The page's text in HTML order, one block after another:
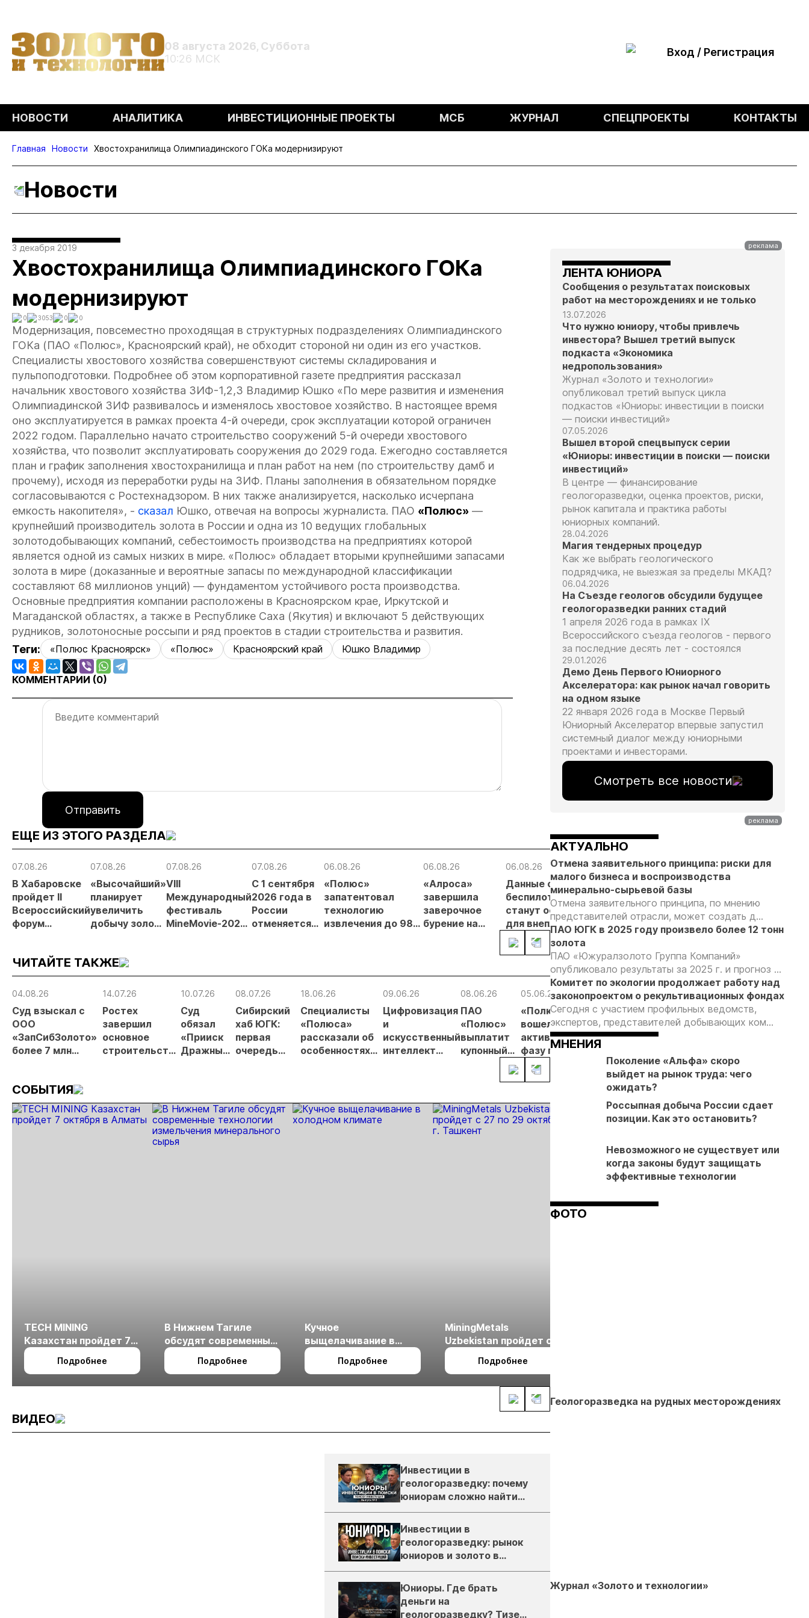
08 августа 2026, Суббота
10:26 МСК
Вход / Регистрация
НОВОСТИ АНАЛИТИКА ИНВЕСТИЦИОННЫЕ ПРОЕКТЫ МСБ ЖУРНАЛ СПЕЦПРОЕКТЫ КОНТАКТЫ
Главная Новости Хвостохранилища Олимпиадинского ГОКа модернизируют
Новости
3 декабря 2019
Хвостохранилища Олимпиадинского ГОКа
модернизируют
0 3053 0 0
Модернизация, повсеместно проходящая в структурных подразделениях Олимпиадинского
ГОКа (ПАО «Полюс», Красноярский край), не обходит стороной ни один из его участков.
Специалисты хвостового хозяйства совершенствуют системы складирования и
пульпоподготовки. Подробнее об этом корпоративной газете предприятия рассказал
начальник хвостового хозяйства ЗИФ-1,2,3 Владимир Юшко «По мере развития и изменения
Олимпиадинской ЗИФ развивалось и изменялось хвостовое хозяйство. В настоящее время
оно эксплуатируется в рамках проекта 4-й очереди, срок эксплуатации которой ограничен
2022 годом. Параллельно начато строительство сооружений 5-й очереди хвостового
хозяйства, что позволит эксплуатировать сооружения до 2029 года. Ежегодно составляется
план и график заполнения хвостохранилища и план работ на нем (по строительству дамб и
прочему), исходя из переработки руды на ЗИФ. Планы заполнения в обязательном порядке
согласовываются с Ростехнадзором. В них также анализируется, насколько исчерпана
емкость накопителя», - сказал Юшко, отвечая на вопросы журналиста. ПАО «Полюс» —
крупнейший производитель золота в России и одна из 10 ведущих глобальных
золотодобывающих компаний, себестоимость производства на предприятиях которой
является одной из самых низких в мире. «Полюс» обладает вторыми крупнейшими запасами
золота в мире (доказанные и вероятные запасы по международной классификации
составляют 68 миллионов унций) — фундаментом устойчивого роста производства.
Основные предприятия компании расположены в Красноярском крае, Иркутской и
Магаданской областях, а также в Республике Саха (Якутия) и включают 5 действующих
рудников, золотоносные россыпи и ряд проектов в стадии строительства и развития.
Теги:
«Полюс Красноярск» «Полюс» Красноярский край Юшко Владимир
КОММЕНТАРИИ (0)
Отправить
ЕЩЕ ИЗ ЭТОГО РАЗДЕЛА
07.08.26
В Хабаровске
пройдет II
Всероссийский
форум
России»
07.08.26
«Высочайший»
планирует
увеличить
добычу золота
07.08.26
VIII
Международный
фестиваль
MineMovie-2026
07.08.26
С 1 сентября
2026 года в
России
отменяется
отраслевые
риски и
МСБ
06.08.26
«Полюс»
запатентовал
технологию
извлечения до 98%
06.08.26
«Алроса»
завершила
заверочное
бурение на
06.08.26
Данные с
беспилотников
станут основанием
для внеплановых
проверок
недропользователей
05.08.26
Добыча
золота на
Камчатке
снизилась
на 20,3% в
полугодии
05.08.26
Кассация
оставила в
силе
приговор
по делу о
незаконной
добыче 43
кг золота и
серебра на
Урале
05.08.26
Эксперты
изменить
подходы к
регулированию
россыпной
золотодобычи
на фоне
реформы
лицензирования
ЧИТАЙТЕ ТАКЖЕ
04.08.26
Суд взыскал с
ООО
«ЗапСибЗолото»
более 7 млн
природоохранных
требований при
добыче золота
14.07.26
Ростех
завершил
основное
строительство
10.07.26
Суд
обязал
«Прииск
Дражный»
реку
Нойба
08.07.26
Сибирский
хаб ЮГК:
первая
очередь
проектные
показатели
переработки
18.06.26
Специалисты
«Полюса»
рассказали об
особенностях
Сухой лог
09.06.26
Цифровизация
и
искусственный
интеллект
конференции в
Красноярске
08.06.26
ПАО
«Полюс»
выплатит
купонный
облигациям
05.06.26
«Полюс»
вошел в
активную
фазу по
освоению
«Сухого
05.06.26
«Русская
платина»
планирует
начать добычу
Черногорском
месторождении
к концу 2026
05.06.26
«Полюс»
увеличит
переработку
Якутии до 5
миллионов
тонн
04.06.26
«Полюс»
консервативно
рынке золота
СОБЫТИЯ
TECH MINING
Казахстан пройдет 7
октября в Алматы
Подробнее
В Нижнем Тагиле
обсудят современные
технологии
измельчения
Подробнее
Кучное
выщелачивание в
холодном климате
Подробнее
MiningMetals
Uzbekistan пройдет с
27 по 29 октября в г.
Ташкент
Подробнее
ВИДЕО
Инвестиции в
геологоразведку: почему
юниорам сложно найти
деньги
Инвестиции в
геологоразведку: рынок
юниоров и золото в
России
Юниоры. Где брать
деньги на
геологоразведку? Тизер
ЛЕНТА ЮНИОРА
Сообщения о результатах поисковых
работ на месторождениях и не только
13.07.2026
Что нужно юниору, чтобы привлечь
инвестора? Вышел третий выпуск
подкаста «Экономика
недропользования»
Журнал «Золото и технологии»
опубликовал третий выпуск цикла
подкастов «Юниоры: инвестиции в поиски
— поиски инвестиций»
07.05.2026
Вышел второй спецвыпуск серии
«Юниоры: инвестиции в поиски — поиски
инвестиций»
В центре — финансирование
геологоразведки, оценка проектов, риски,
рынок капитала и практика работы
юниорных компаний.
28.04.2026
Магия тендерных процедур
Как же выбрать геологического
подрядчика, не выезжая за пределы МКАД?
06.04.2026
На Съезде геологов обсудили будущее
геологоразведки ранних стадий
1 апреля 2026 года в рамках IX
Всероссийского съезда геологов - первого
за последние десять лет - состоялся
29.01.2026
Демо День Первого Юниорного
Акселератора: как рынок начал говорить
на одном языке
22 января 2026 года в Москве Первый
Юниорный Акселератор впервые запустил
системный диалог между юниорными
проектами и инвесторами.
Смотреть все новости
АКТУАЛЬНО
Отмена заявительного принципа: риски для
малого бизнеса и воспроизводства
минерально-сырьевой базы
Отмена заявительного принципа, по мнению
представителей отрасли, может создать д...
ПАО ЮГК в 2025 году произвело более 12 тонн
золота
ПАО «Южуралзолото Группа Компаний»
опубликовало результаты за 2025 г. и прогноз ...
Комитет по экологии продолжает работу над
законопроектом о рекультивационных фондах
Сегодня с участием профильных ведомств,
экспертов, представителей добывающих ком...
МНЕНИЯ
Поколение «Альфа» скоро
выйдет на рынок труда: чего
ожидать?
Россыпная добыча России сдает
позиции. Как это остановить?
Невозможного не существует или
когда законы будут защищать
эффективные технологии
ФОТО
Геологоразведка на рудных месторождениях
Журнал «Золото и технологии»